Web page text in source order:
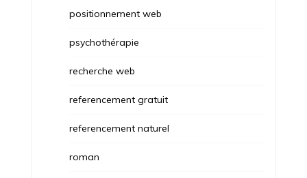
positionnement web
psychothérapie
recherche web
referencement gratuit
referencement naturel
roman